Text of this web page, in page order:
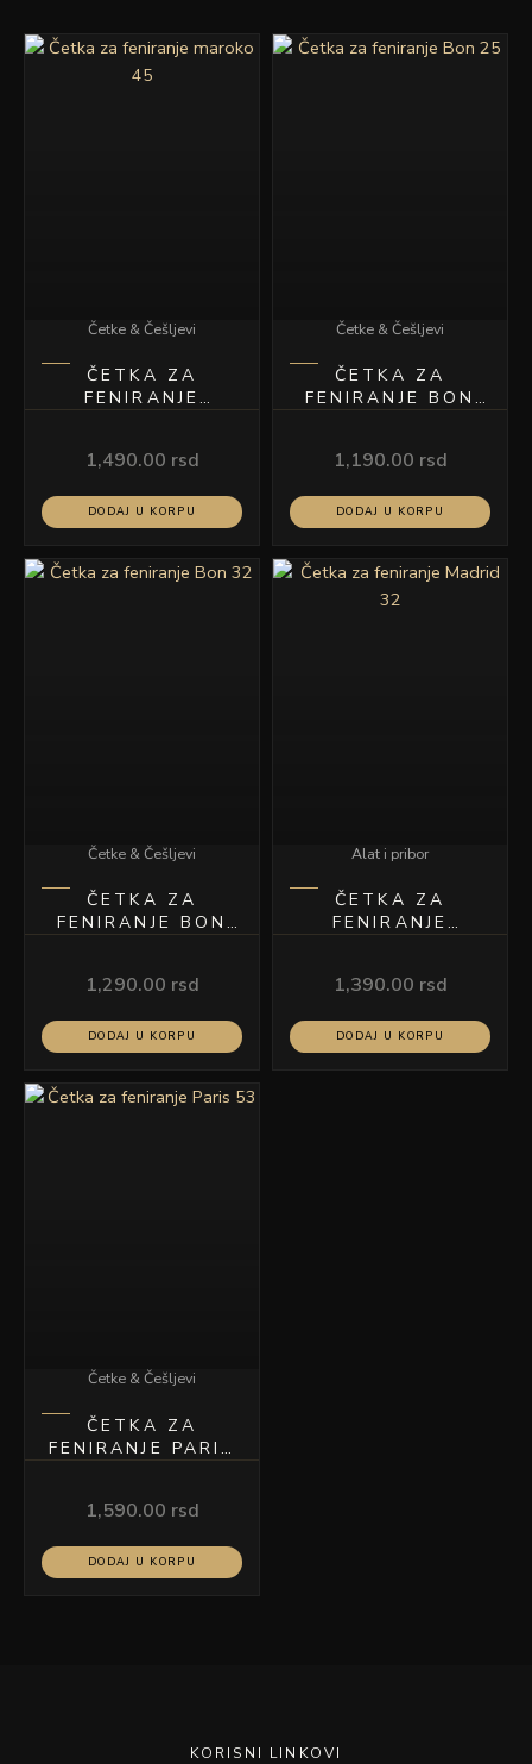
Četke & Češljevi
ČETKA ZA
FENIRANJE
1,490.00 rsd
DODAJ U KORPU
Četke & Češljevi
ČETKA ZA
FENIRANJE BON
1,190.00 rsd
DODAJ U KORPU
Četke & Češljevi
ČETKA ZA
FENIRANJE BON
1,290.00 rsd
DODAJ U KORPU
Alat i pribor
ČETKA ZA
FENIRANJE
1,390.00 rsd
DODAJ U KORPU
Četke & Češljevi
ČETKA ZA
FENIRANJE PARIS
1,590.00 rsd
DODAJ U KORPU
KORISNI LINKOVI